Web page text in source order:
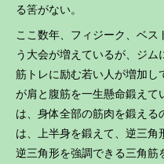
る筈がない。
ここ数年、フィジーク、ベ
う大会が増えているが、ジ
筋トレに励む若い人が増加し
が肩と腹筋を一生懸命鍛え
は、身体全部の筋肉を鍛える
は、上半身を鍛えて、逆三角
逆三角形を強調できる三角筋